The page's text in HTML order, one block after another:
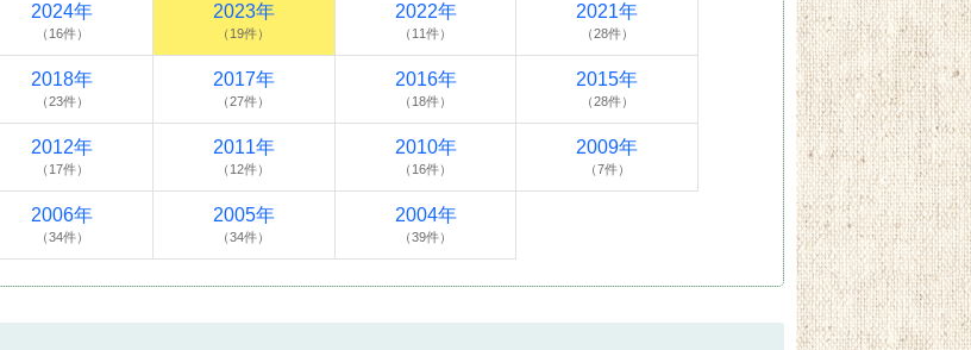
2024年
（16件）
2023年
（19件）
2022年
（11件）
2021年
（28件）
2018年
（23件）
2017年
（27件）
2016年
（18件）
2015年
（28件）
2012年
（17件）
2011年
（12件）
2010年
（16件）
2009年
（7件）
2006年
（34件）
2005年
（34件）
2004年
（39件）